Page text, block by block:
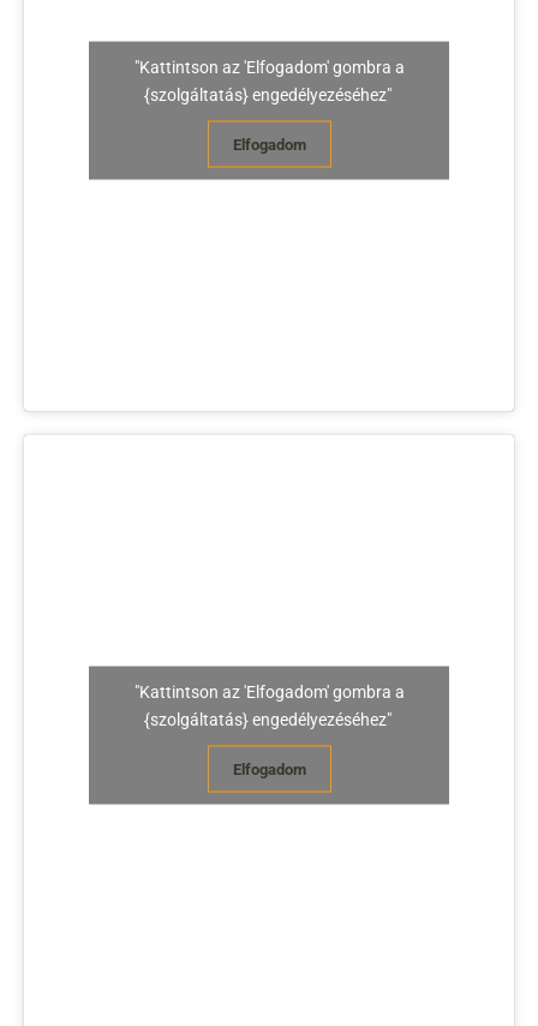
"Kattintson az 'Elfogadom' gombra a
{szolgáltatás} engedélyezéséhez"
Elfogadom
"Kattintson az 'Elfogadom' gombra a
{szolgáltatás} engedélyezéséhez"
Elfogadom